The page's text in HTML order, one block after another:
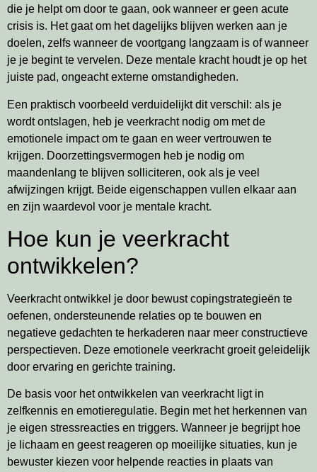
die je helpt om door te gaan, ook wanneer er geen acute
crisis is. Het gaat om het dagelijks blijven werken aan je
doelen, zelfs wanneer de voortgang langzaam is of wanneer
je je begint te vervelen. Deze mentale kracht houdt je op het
juiste pad, ongeacht externe omstandigheden.
Een praktisch voorbeeld verduidelijkt dit verschil: als je
wordt ontslagen, heb je veerkracht nodig om met de
emotionele impact om te gaan en weer vertrouwen te
krijgen. Doorzettingsvermogen heb je nodig om
maandenlang te blijven solliciteren, ook als je veel
afwijzingen krijgt. Beide eigenschappen vullen elkaar aan
en zijn waardevol voor je mentale kracht.
Hoe kun je veerkracht
ontwikkelen?
Veerkracht ontwikkel je door bewust copingstrategieën te
oefenen, ondersteunende relaties op te bouwen en
negatieve gedachten te herkaderen naar meer constructieve
perspectieven. Deze emotionele veerkracht groeit geleidelijk
door ervaring en gerichte training.
De basis voor het ontwikkelen van veerkracht ligt in
zelfkennis en emotieregulatie. Begin met het herkennen van
je eigen stressreacties en triggers. Wanneer je begrijpt hoe
je lichaam en geest reageren op moeilijke situaties, kun je
bewuster kiezen voor helpende reacties in plaats van